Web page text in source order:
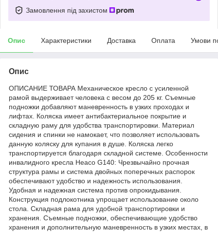
Замовлення під захистом
Опис Характеристики Доставка Оплата Умови
Опис
ОПИСАНИЕ ТОВАРА Механическое кресло с усиленной
рамой выдерживает человека с весом до 205 кг. Съемные
подножки добавляют маневренность в узких проходах и
лифтах. Коляска имеет антибактериальное покрытие и
складную раму для удобства транспортировки. Материал
сидения и спинки не намокает, что позволяет использовать
данную коляску для купания в душе. Коляска легко
транспортируется благодаря складной системе. Особенности
инвалидного кресла Heaco G140: Чрезвычайно прочная
структура рамы и система двойных поперечных распорок
обеспечивают удобство и надежность использования.
Удобная и надежная система против опрокидывания.
Конструкция подлокотника упрощает использование около
стола. Складная рама для удобной транспортировки и
хранения. Съемные подножки, обеспечивающие удобство
хранения и дополнительную маневренность в узких местах, в